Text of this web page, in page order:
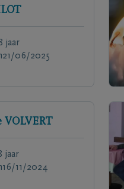
jaar
21/06/2025
VOLVERT
jaar
16/11/2024